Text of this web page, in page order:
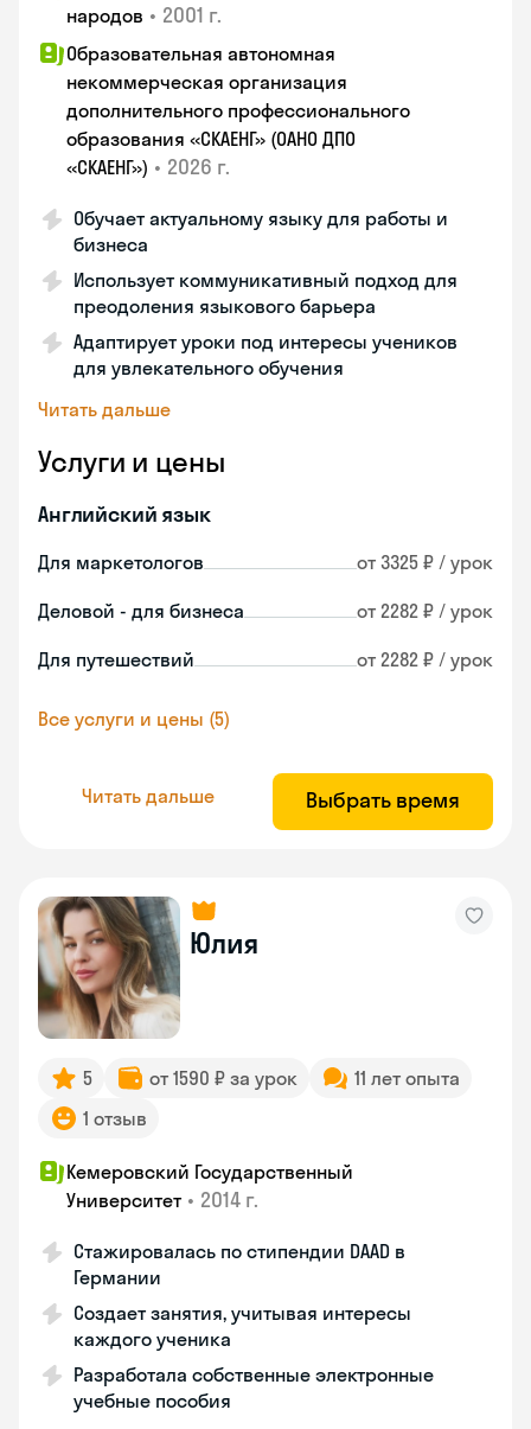
народов • 2001 г.
Образовательная автономная
некоммерческая организация
дополнительного профессионального
образования «СКАЕНГ» (ОАНО ДПО
«СКАЕНГ») • 2026 г.
Обучает актуальному языку для работы и
бизнеса
Использует коммуникативный подход для
преодоления языкового барьера
Адаптирует уроки под интересы учеников
для увлекательного обучения
Читать дальше
Услуги и цены
Английский язык
Для маркетологов от 3325 ₽ / урок
Деловой - для бизнеса от 2282 ₽ / урок
Для путешествий от 2282 ₽ / урок
Все услуги и цены (5)
Читать дальше Выбрать время
Юлия
5 от 1590 ₽ за урок
11 лет опыта
1 отзыв
Кемеровский Государственный
Университет • 2014 г.
Стажировалась по стипендии DAAD в
Германии
Создает занятия, учитывая интересы
каждого ученика
Разработала собственные электронные
учебные пособия